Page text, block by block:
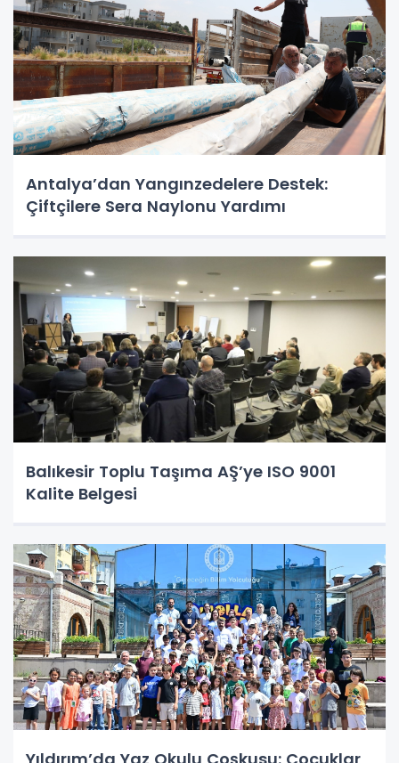
Antalya’dan Yangınzedelere Destek:
Çiftçilere Sera Naylonu Yardımı
Balıkesir Toplu Taşıma AŞ’ye ISO 9001
Kalite Belgesi